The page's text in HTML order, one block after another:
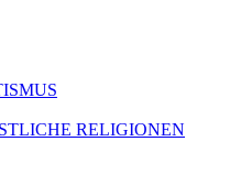
RELIGIONEN